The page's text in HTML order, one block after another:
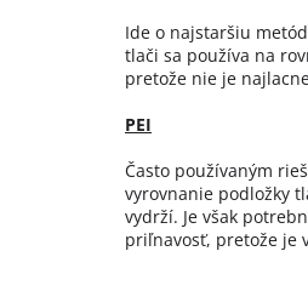
Ide o najstaršiu
tlači sa používa na
pretože nie je
PEI
Často používaným
vyrovnanie podložky
vydrží. Je však
priľnavosť, pretože je